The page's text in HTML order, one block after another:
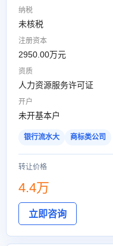
纳税
未核税
注册资本
2950.00万元
资质
人力资源服务许可证
开户
未开基本户
银行流水大 商标类公司
转让价格
4.4万
立即咨询